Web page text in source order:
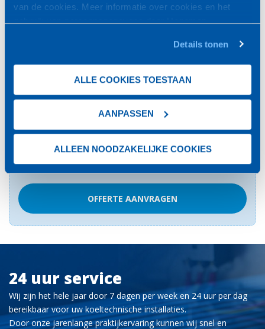
van de cookies. Meer informatie over cookies en het
gebruik van persoonsgegevens door Hegeman
Details tonen
ALLE COOKIES TOESTAAN
AANPASSEN
ALLEEN NOODZAKELIJKE COOKIES
OFFERTE AANVRAGEN
24 uur service
Wij zijn het hele jaar door 7 dagen per week en 24 uur per dag
bereikbaar voor uw koeltechnische installaties.
Door onze jarenlange praktijkervaring kunnen wij snel en